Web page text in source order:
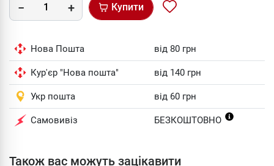
Купити
Нова Пошта від 80 грн
Кур'єр "Нова пошта" від 140 грн
Укр пошта від 60 грн
Самовивіз БЕЗКОШТОВНО
Також вас можуть зацікавити